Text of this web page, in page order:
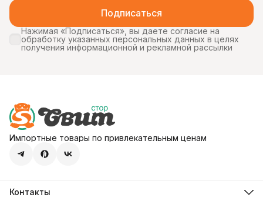
Подписаться
Нажимая «Подписаться», вы даете согласие на
обработку указанных персональных данных в целях
получения информационной и рекламной рассылки
Импортные товары по привлекательным ценам
Контакты